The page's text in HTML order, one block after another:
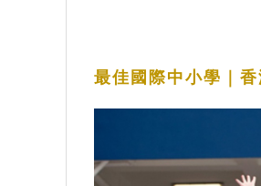
最佳國際中小學｜